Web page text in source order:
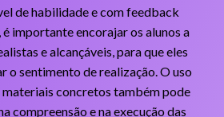
de habilidade e com feedback
importante encorajar os alunos a
e alcançáveis, para que eles
o sentimento de realização. O uso
materiais concretos também pode
compreensão e na execução das